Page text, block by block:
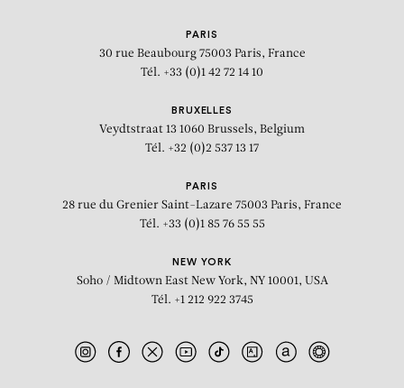
Département d’Etat américain des
Arts
PARIS
30 rue Beaubourg 75003 Paris, France
Tél. +33 (0)1 42 72 14 10
BRUXELLES
Veydtstraat 13 1060 Brussels, Belgium
Tél. +32 (0)2 537 13 17
PARIS
28 rue du Grenier Saint-Lazare 75003 Paris, France
Tél. +33 (0)1 85 76 55 55
NEW YORK
Soho / Midtown East New York, NY 10001, USA
Tél. +1 212 922 3745